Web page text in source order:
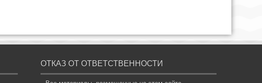
ОТКАЗ ОТ ОТВЕТСТВЕННОСТИ